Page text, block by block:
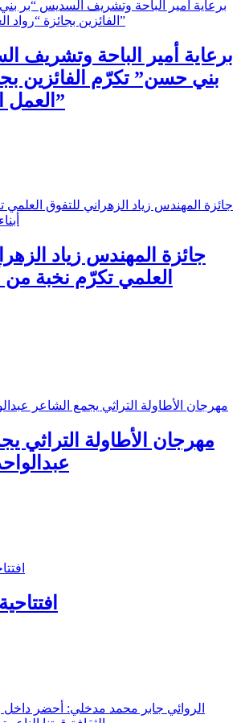
برعاية أمير الباحة وتشريف
بني حسن” تكرّم الفائزين
العمل التطوعي 4”
جائزة المهندس زياد
العلمي تكرّم نخبة من
مهرجان الأطاولة التراثي
افتتاحية